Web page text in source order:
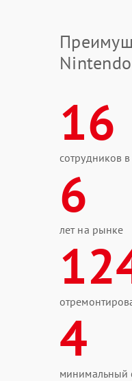
Nintendo
16
сотрудников
6
лет на рынке
4
минимальный